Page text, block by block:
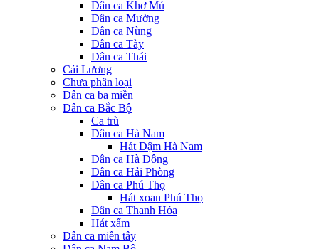
Dân ca Khơ Mú
Dân ca Mường
Dân ca Nùng
Dân ca Tày
Dân ca Thái
Cải Lương
Chưa phân loại
Dân ca ba miền
Dân ca Bắc Bộ
Ca trù
Dân ca Hà Nam
Hát Dậm Hà Nam
Dân ca Hà Đông
Dân ca Hải Phòng
Dân ca Phú Thọ
Hát xoan Phú Thọ
Dân ca Thanh Hóa
Hát xẩm
Dân ca miền tây